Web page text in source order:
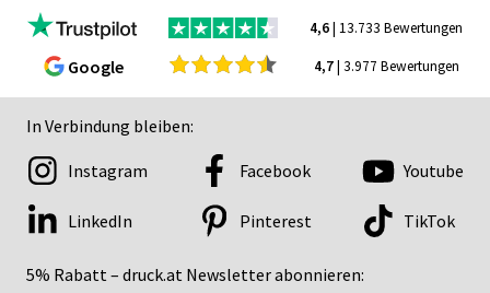
4,6| 13.733 Bewertungen
Google 4,7| 3.977 Bewertungen
In Verbindung bleiben:
5% Rabatt – druck.at Newsletter abonnieren:
Instagram Facebook Youtube
LinkedIn Pinterest TikTok